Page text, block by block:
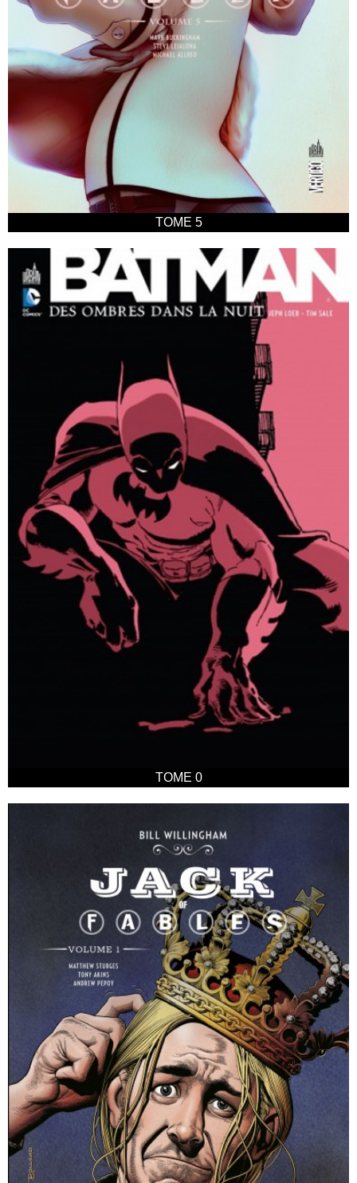
TOME 5
TOME 0